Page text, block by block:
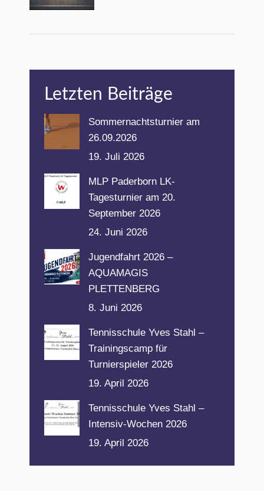
Letzten Beiträge
Sommernachtsturnier am
26.09.2026
19. Juli 2026
MLP Paderborn LK-
Tagesturnier am 20.
September 2026
24. Juni 2026
Jugendfahrt 2026 –
AQUAMAGIS
PLETTENBERG
8. Juni 2026
Tennisschule Yves Stahl –
Trainingscamp für
Turnierspieler 2026
19. April 2026
Tennisschule Yves Stahl –
Intensiv-Wochen 2026
19. April 2026